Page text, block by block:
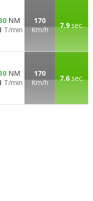
NM
T/min
170
Km/h
7.9sec.
NM
T/min
170
Km/h
7.6sec.